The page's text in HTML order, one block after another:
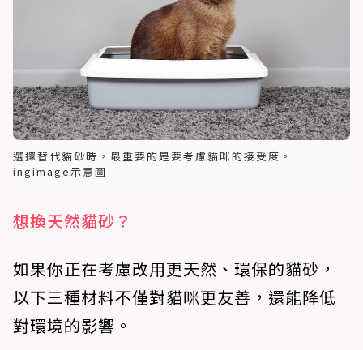
選擇替代貓砂時，最重要的是要考慮貓咪的接受度。
ingimage示意圖
想換天然貓砂？
如果你正在考慮改用更天然、環保的貓砂，
以下三種材料不僅對貓咪更友善，還能降低
對環境的影響。